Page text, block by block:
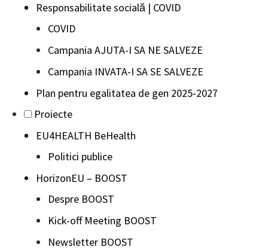
Responsabilitate socială | COVID
COVID
Campania AJUTA-I SA NE SALVEZE
Campania INVATA-I SA SE SALVEZE
Plan pentru egalitatea de gen 2025-2027
Proiecte
EU4HEALTH BeHealth
Politici publice
HorizonEU – BOOST
Despre BOOST
Kick-off Meeting BOOST
Newsletter BOOST